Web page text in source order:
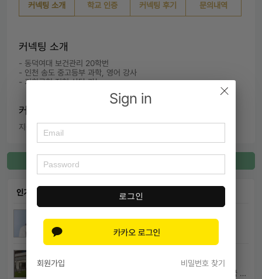
Sign in
로그인
회원가입 비밀번호 찾기
커넥팅 소개 학교 인증 커넥팅 후기 문의내역
커넥팅 소개
- 동덕여대 보건관리 20학번
- 인천 송도 중고등부 과학, 영어 강사
- 기회균형 전형 상담 가능
커넥팅 내용
지원 전략 조언,  진로 조언,  학교 소개,  학습 방법 조언
인기 커넥팅
연세대학교 재학
안녕하세요. 미국 유학 후 사업하고 있습니다. 미국 유학 관련 전반...